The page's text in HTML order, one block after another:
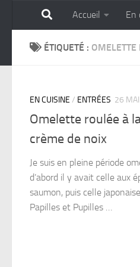
Skip to contentAccueil En
ÉTIQUETÉ : OMELETTE
EN CUISINE / ENTRÉES 26
Omelette roulée à
crème de noix
Je suis en pleine période
d’abord il y avait celle aux
saumon, puis celle
Papilles et Pupilles …